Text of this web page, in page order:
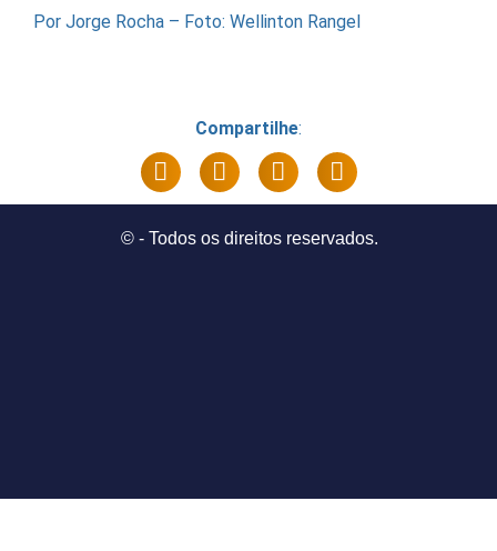
Por Jorge Rocha – Foto: Wellinton Rangel
Compartilhe:
© - Todos os direitos reservados.